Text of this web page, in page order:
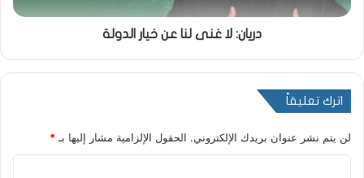
دريان: لا غنى لنا عن خيار الدولة
اترك تعليقاً
لن يتم نشر عنوان بريدك الإلكتروني. الحقول الإلزامية مشار إليها بـ *